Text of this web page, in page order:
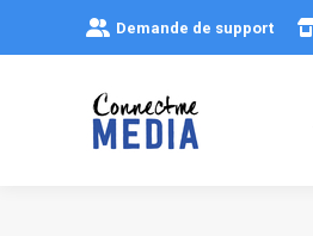
Demande de support